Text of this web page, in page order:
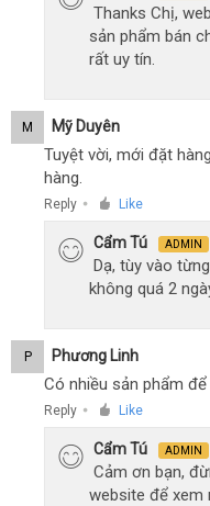
Thanks Chị,
sản phẩm bán
rất uy tín.
M Mỹ Duyên
Tuyệt vời, mới đặt
hàng.
Reply ● Like
Cẩm Tú ADMIN
Dạ, tùy vào
không quá 2
P Phương Linh
Có nhiều sản phẩm
Reply ● Like
Cẩm Tú ADMIN
Cảm ơn bạn,
website để xem